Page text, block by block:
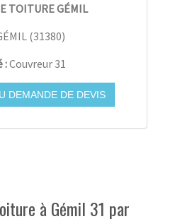
TOITURE GÉMIL
(31380)
:Couvreur 31
DEMANDE DE DEVIS
à Gémil 31 par